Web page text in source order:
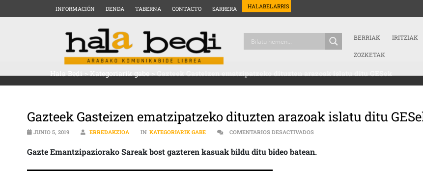
INFORMACIÓN DENDA TABERNA CONTACTO SARRERA HALABELARRIS
BERRIAK IRITZIAK
ZOZKETAK
Hala Bedi>Kategoriarik gabe>Gazteek Gasteizen ematzipatzeko dituzten arazoak islatu ditu GESek
Gazteek Gasteizen ematzipatzeko dituzten arazoak islatu ditu
JUNIO 5, 2019 ERREDAKZIOA IN KATEGORIARIK GABE COMENTARIOS DESACTIVADOSEN GAZTEEK GASTEIZEN
Gazte Emantzipaziorako Sareak bost gazteren kasuak bildu ditu bideo batean.